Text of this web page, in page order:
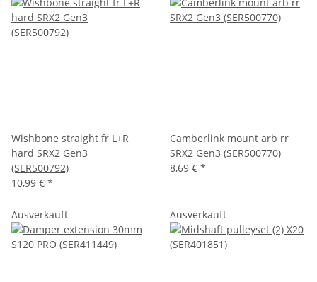
Wishbone straight fr L+R
hard SRX2 Gen3
(SER500792)
10,99 € *
Camberlink mount arb rr
SRX2 Gen3 (SER500770)
8,69 € *
Ausverkauft Ausverkauft